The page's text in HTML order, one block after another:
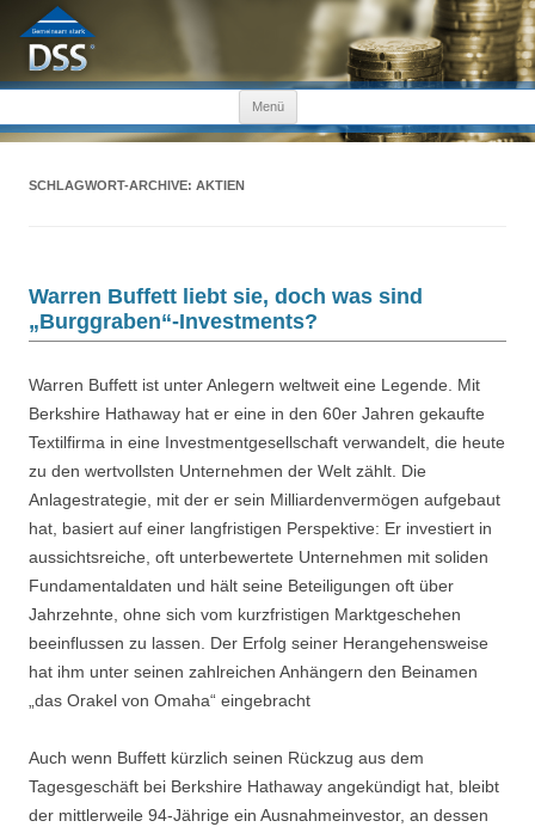
Menü
Zum Inhalt springen
SCHLAGWORT-ARCHIVE: AKTIEN
Warren Buffett liebt sie, doch was sind
„Burggraben“-Investments?
Warren Buffett ist unter Anlegern weltweit eine Legende. Mit
Berkshire Hathaway hat er eine in den 60er Jahren gekaufte
Textilfirma in eine Investmentgesellschaft verwandelt, die heute
zu den wertvollsten Unternehmen der Welt zählt. Die
Anlagestrategie, mit der er sein Milliardenvermögen aufgebaut
hat, basiert auf einer langfristigen Perspektive: Er investiert in
aussichtsreiche, oft unterbewertete Unternehmen mit soliden
Fundamentaldaten und hält seine Beteiligungen oft über
Jahrzehnte, ohne sich vom kurzfristigen Marktgeschehen
beeinflussen zu lassen. Der Erfolg seiner Herangehensweise
hat ihm unter seinen zahlreichen Anhängern den Beinamen
„das Orakel von Omaha“ eingebracht
Auch wenn Buffett kürzlich seinen Rückzug aus dem
Tagesgeschäft bei Berkshire Hathaway angekündigt hat, bleibt
der mittlerweile 94-Jährige ein Ausnahmeinvestor, an dessen